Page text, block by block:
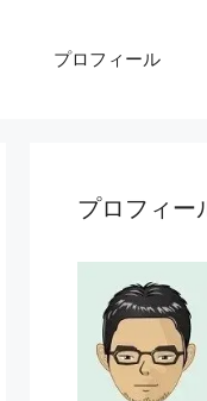
プロフィール
プロフィー